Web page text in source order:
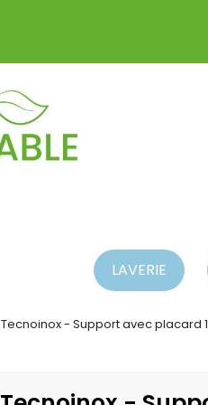
LAVERIE
Tecnoinox - Support avec placard